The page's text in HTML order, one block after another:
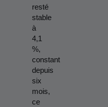
resté
stable
à
4,1
%,
constant
depuis
six
mois,
ce